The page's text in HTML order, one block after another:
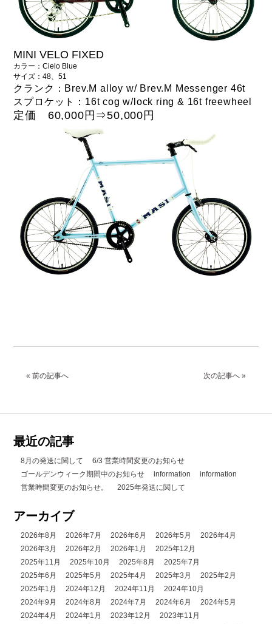
MINI VELO FIXED
カラー：Cielo Blue
サイズ：48、51
クランク：Brev.M alloy w/ Brev.M Messenger 46t
スプロケット：16t cog w/lock ring & 16t freewheel
定価 60,000円⇒50,000円
次の記事へ »
« 前の記事へ
最近の記事
8月の発送に関して
6/3 営業時間変更のお知らせ
ゴールデンウィーク期間中のお知らせ
information
information
営業時間変更のお知らせ。
2025年発送に関して
アーカイブ
2026年8月 2026年7月 2026年6月 2026年5月
2026年4月
2026年3月
2026年2月 2026年1月
2025年12月
2025年11月
2025年10月 2025年8月
2025年7月
2025年6月
2025年5月 2025年4月 2025年3月
2025年2月
2025年1月
2024年12月 2024年11月
2024年10月
2024年9月
2024年8月 2024年7月 2024年6月
2024年5月
2024年4月
2024年1月 2023年12月
2023年11月